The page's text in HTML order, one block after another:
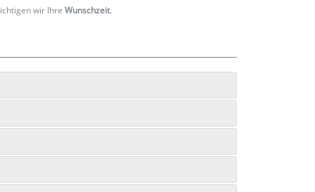
wir IhreWunschzeit.